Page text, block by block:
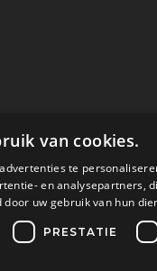
Veilig betalen met
van cookies.
te
en analysepartners,
uw gebruik van hun
PRESTATIE